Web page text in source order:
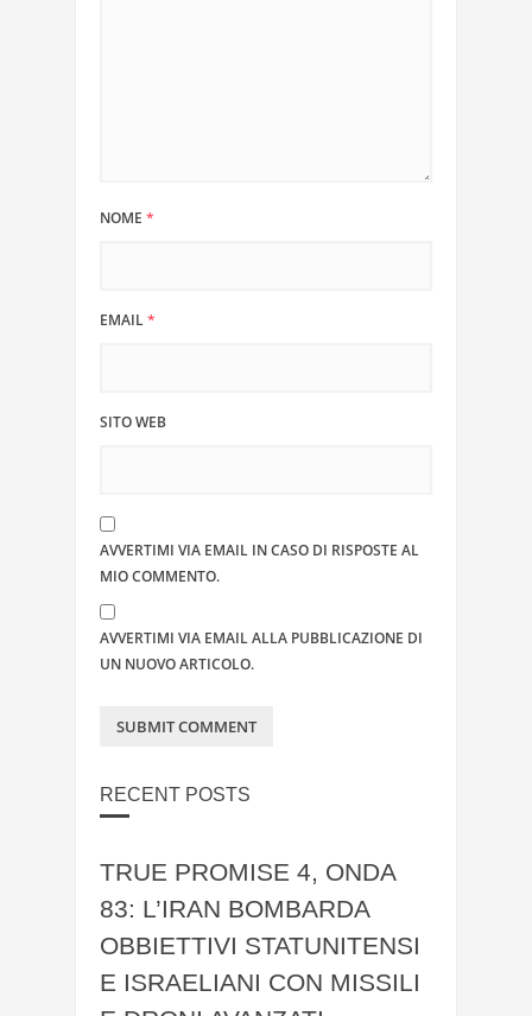
NOME *
EMAIL*
SITO WEB
AVVERTIMI VIA EMAIL IN CASO DI RISPOSTE AL
MIO COMMENTO.
AVVERTIMI VIA EMAIL ALLA PUBBLICAZIONE DI
UN NUOVO ARTICOLO.
RECENT POSTS
TRUE PROMISE 4, ONDA
83: L’IRAN BOMBARDA
OBBIETTIVI STATUNITENSI
E ISRAELIANI CON MISSILI